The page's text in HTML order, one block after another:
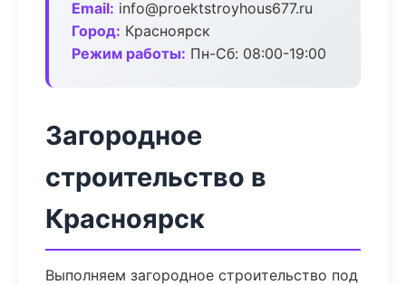
Email: info@proektstroyhous677.ru
Город: Красноярск
Режим работы: Пн-Сб: 08:00-19:00
Загородное
строительство в
Красноярск
Выполняем загородное строительство под